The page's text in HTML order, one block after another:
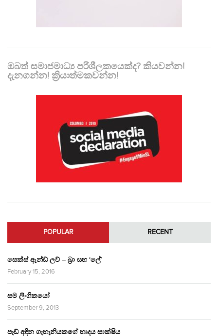
ඔබත් සමාජමාධ්‍ය පරිශීලකයෙක්ද? කියවන්න!
දැනගන්න! ක්‍රියාත්මකවන්න!
POPULAR RECENT
සෙක්ස් ඇන්ඩ් ලව් – බ්‍රා සහ ‘ලේ’
February 15, 2016
සම ලිංගිකයෝ
September 9, 2013
පෑඩ් අඳින ගැහැනියකගේ හෘදය සාක්ෂිය